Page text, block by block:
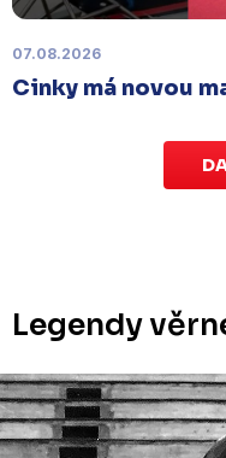
termínu, Bruslaři se s
v Kotlině ve středu
07.08.2026
Cinky má novou
Legendy